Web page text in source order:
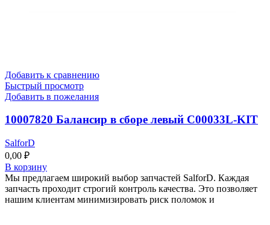
Добавить к сравнению
Быстрый просмотр
Добавить в пожелания
10007820 Балансир в сборе левый C00033L-KIT
SalforD
0,00 ₽
В корзину
Мы предлагаем широкий выбор запчастей SalforD. Каждая
запчасть проходит строгий контроль качества. Это позволяет
нашим клиентам минимизировать риск поломок и